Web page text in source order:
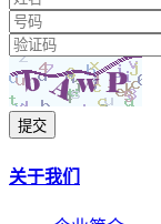
提交
关于我们